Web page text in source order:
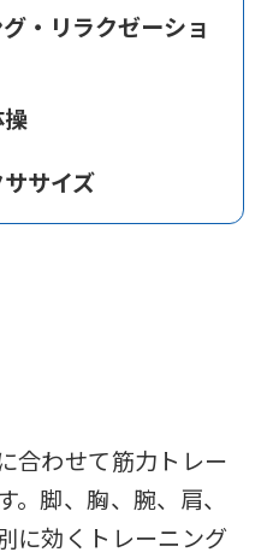
・リラクゼーショ
サイズ
合わせて筋力トレー
脚、胸、腕、肩、
に効くトレーニング